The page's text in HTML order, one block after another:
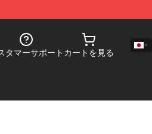
タマーサポート カートを見る